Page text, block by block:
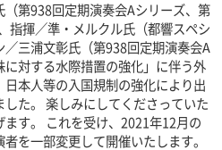
第938回定期演奏会Aシリーズ、第
指揮／準・メルクル氏（都響スペシ
三浦文彰氏（第938回定期演奏会A
対する水際措置の強化」に伴う外
本人等の入国規制の強化により出
た。 楽しみにしてくださっていた
す。 これを受け、2021年12月の
を一部変更して開催いたします。